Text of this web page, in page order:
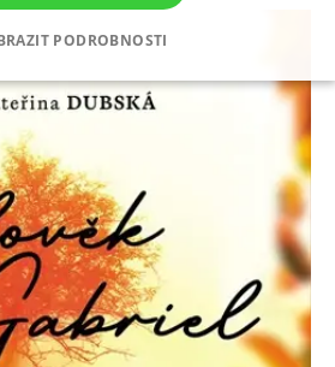
PODROBNOSTI
ANALYTICKÉ MARKETINGOVÉ
NEZAŘAZENÉ SOUBORY
Marketingové
Nezařazené soubory
umožňují základní funkce webových
a správa účtu. Webové stránky nelze
cookie správně používat.